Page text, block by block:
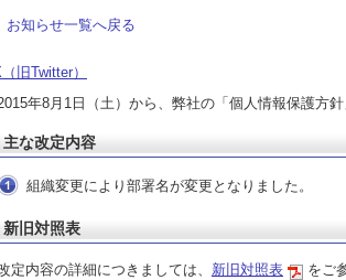
お知らせ一覧へ戻る
旧Twitter）
年8月1日（土）から、弊社の「個人情報保護方針
主な改定内容
組織変更により部署名が変更となりました。
新旧対照表
定内容の詳細につきましては、 新旧対照表 をご